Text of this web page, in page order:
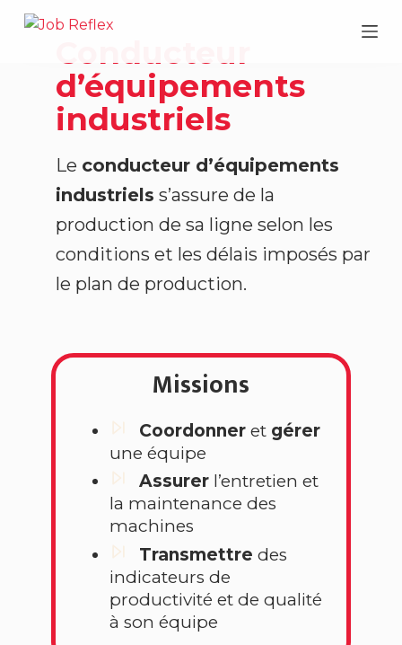
P
Conducteur
d’équipements
industriels
Le conducteur d’équipements
industriels s’assure de la
production de sa ligne selon les
conditions et les délais imposés par
le plan de production.
Missions
Coordonner etgérer
une équipe
Assurer l’entretien et
la maintenance des
machines
Transmettre des
indicateurs de
productivité et de qualité
à son équipe